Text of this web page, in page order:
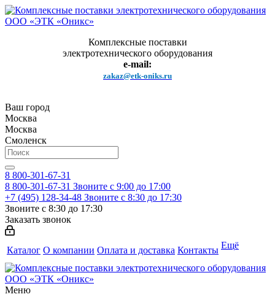
Комплексные поставки
электротехнического оборудования
e-mail:
zakaz@etk-oniks.ru
Ваш город
Москва
Москва
Смоленск
8 800-301-67-31
8 800-301-67-31 Звоните с 9:00 до 17:00
+7 (495) 128-34-48 Звоните с 8:30 до 17:30
Звоните с 8:30 до 17:30
Заказать звонок
Каталог О компании Оплата и доставка Контакты Ещё
Меню